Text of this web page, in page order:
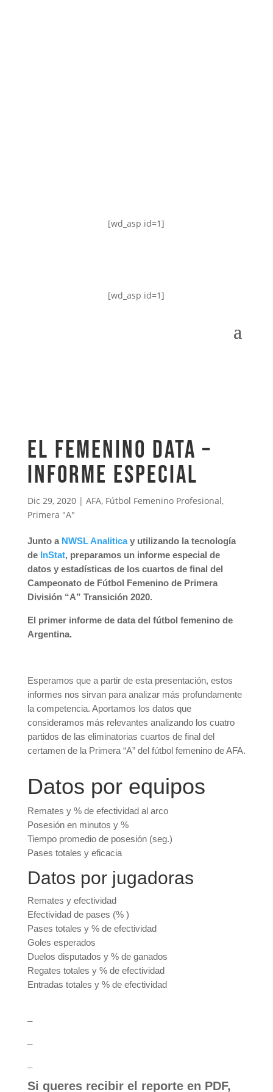
[wd_asp id=1]
[wd_asp id=1]
El Femenino DATA –
Informe especial
Dic 29, 2020| AFA, Fútbol Femenino Profesional,
Primera "A"
Junto a NWSL Analiticay utilizando la tecnología
deInStat, preparamos un informe especial de
datos y estadísticas de los cuartos de final del
Campeonato de Fútbol Femenino de Primera
División “A” Transición 2020.
El primer informe de data del fútbol femenino de
Argentina.
Esperamos que a partir de esta presentación, estos
informes nos sirvan para analizar más profundamente
la competencia. Aportamos los datos que
consideramos más relevantes analizando los cuatro
partidos de las eliminatorias cuartos de final del
certamen de la Primera “A” del fútbol femenino de AFA.
Datos por equipos
Remates y % de efectividad al arco
Posesión en minutos y %
Tiempo promedio de posesión (seg.)
Pases totales y eficacia
Datos por jugadoras
Remates y efectividad
Efectividad de pases (% )
Pases totales y % de efectividad
Goles esperados
Duelos disputados y % de ganados
Regates totales y % de efectividad
Entradas totales y % de efectividad
Si queres recibir el reporte en PDF,